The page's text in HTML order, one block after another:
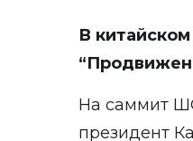
В
На саммит
президент